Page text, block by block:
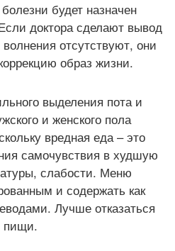
будет назначен
доктора сделают вывод
отсутствуют, они
образ жизни.
выделения пота и
и женского пола
вредная еда – это
самочувствия в худшую
слабости. Меню
и содержать как
Лучше отказаться
пищи.